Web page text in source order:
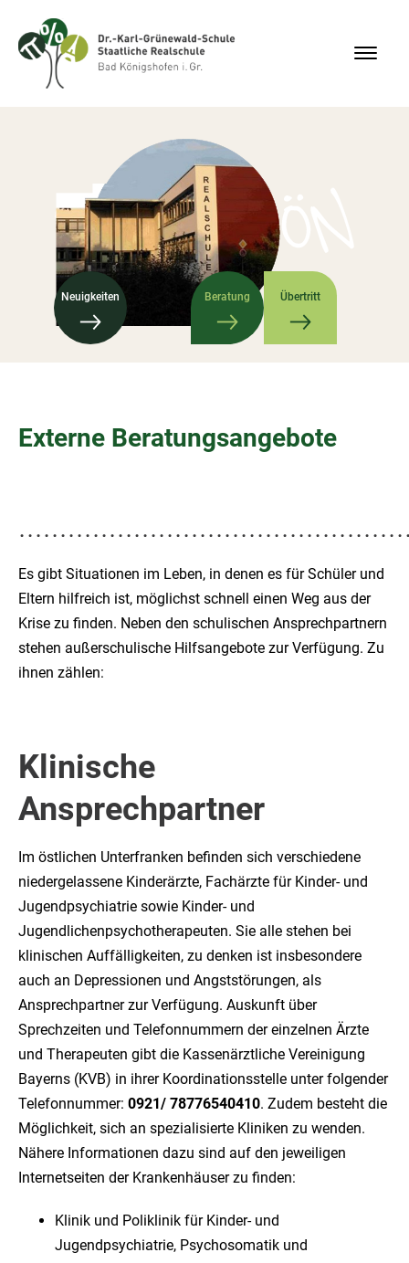
Neuigkeiten Beratung Übertritt
Externe Beratungsangebote
Es gibt Situationen im Leben, in denen es für Schüler und
Eltern hilfreich ist, möglichst schnell einen Weg aus der
Krise zu finden. Neben den schulischen Ansprechpartnern
stehen außerschulische Hilfsangebote zur Verfügung. Zu
ihnen zählen:
Klinische
Ansprechpartner
Im östlichen Unterfranken befinden sich verschiedene
niedergelassene Kinderärzte, Fachärzte für Kinder- und
Jugendpsychiatrie sowie Kinder- und
Jugendlichenpsychotherapeuten. Sie alle stehen bei
klinischen Auffälligkeiten, zu denken ist insbesondere
auch an Depressionen und Angststörungen, als
Ansprechpartner zur Verfügung. Auskunft über
Sprechzeiten und Telefonnummern der einzelnen Ärzte
und Therapeuten gibt die Kassenärztliche Vereinigung
Bayerns (KVB) in ihrer Koordinationsstelle unter folgender
Telefonnummer: 0921/ 78776540410. Zudem besteht die
Möglichkeit, sich an spezialisierte Kliniken zu wenden.
Nähere Informationen dazu sind auf den jeweiligen
Internetseiten der Krankenhäuser zu finden:
Klinik und Poliklinik für Kinder- und
Jugendpsychiatrie, Psychosomatik und